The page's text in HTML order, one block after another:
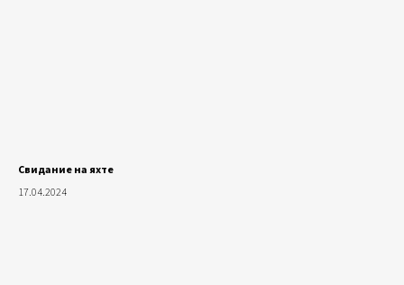
Свидание на яхте
17.04.2024